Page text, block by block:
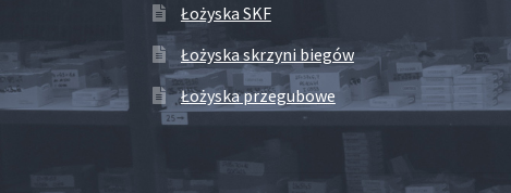
Łożyska SKF
Łożyska skrzyni biegów
Łożyska przegubowe